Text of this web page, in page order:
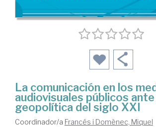
La comunicación en los
audiovisuales públicos ante
geopolítica del siglo XXI
Coordinador/a Francés i Domènec, Miquel